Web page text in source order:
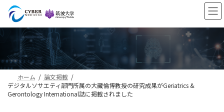
ン
ス
ー
ン
ホーム
論文掲載
デジタルソサエティ部門所属の大藏倫博教授の研究成果がGeriatrics &
Gerontology International誌に掲載されました